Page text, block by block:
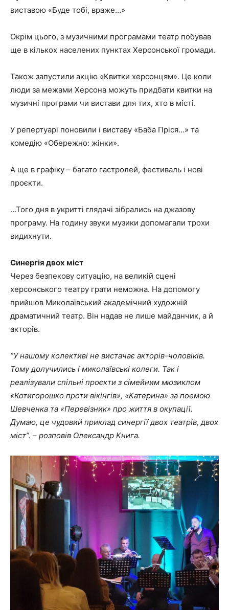
виставою «Буде тобі, враже…»
Окрім цього, з музичними програмами театр побував
ще в кількох населених пунктах Херсонської громади.
Також запустили акцію «Квитки херсонцям». Це коли
люди за межами Херсона можуть придбати квитки на
музичні програми чи вистави для тих, хто в місті.
У репертуарі поновили і виставу «Баба Пріся…» та
комедію «Обережно: жінки».
А ще в графіку – багато гастролей, фестиваль і нові
проєкти.
…Того дня в укритті глядачі зібрались на джазову
програму. На годину звуки музики допомагали трохи
видихнути.
Синергія двох міст
Через безпекову ситуацію, на великій сцені
херсонського театру грати неможна. На допомогу
прийшов Миколаївський академічний художній
драматичний театр. Він надав не лише майданчик, а й
акторів.
“У нашому колективі не вистачає акторів-чоловіків.
Тому долучились і миколаївські колеги. Так і
реалізували спільні проєкти з сімейним мюзиклом
«Котигорошко проти вікінгів», «Катерина» за поемою
Шевченка та «Перевізник» про життя в окупації.
Думаю, це чудовий приклад синергії двох театрів, двох
міст”. – розповів Олександр Книга.